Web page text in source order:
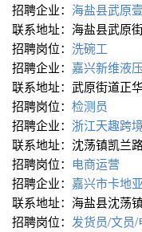
招聘企业： 海盐县武原
联系地址：海盐县武原
招聘岗位： 洗碗工
招聘企业： 嘉兴新维液
联系地址：武原街道正
招聘岗位： 检测员
招聘企业： 浙江天趣跨
联系地址：沈荡镇凯兰
招聘岗位： 电商运营
招聘企业： 嘉兴市卡地
联系地址：海盐县沈荡
招聘岗位： 发货员/文员